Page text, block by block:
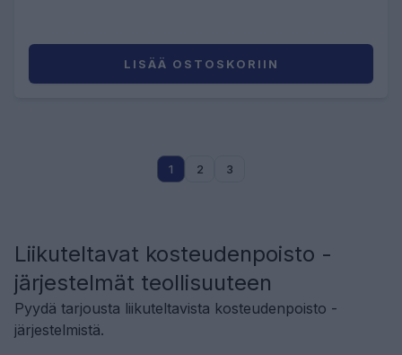
LISÄÄ OSTOSKORIIN
1 2 3
Liikuteltavat kosteudenpoisto -
järjestelmät teollisuuteen
Pyydä tarjousta liikuteltavista kosteudenpoisto -
järjestelmistä.